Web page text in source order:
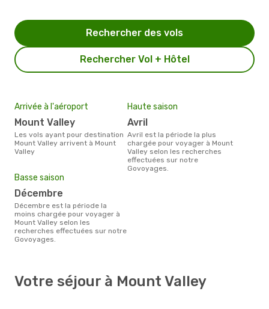
Rechercher Vol + Hôtel
Rechercher des vols
Arrivée à l'aéroport
Mount Valley
Les vols ayant pour destination
Mount Valley arrivent à Mount
Valley
Haute saison
avril
avril est la période la plus
chargée pour voyager à Mount
Valley selon les recherches
effectuées sur notre
Govoyages.
Basse saison
décembre
décembre est la période la
moins chargée pour voyager à
Mount Valley selon les
recherches effectuées sur notre
Govoyages.
Votre séjour à Mount Valley